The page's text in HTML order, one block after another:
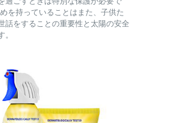
を持っていることはまた、子供た
話をすることの重要性と太陽の安全